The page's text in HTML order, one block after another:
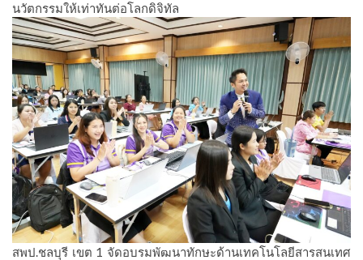
นวัตกรรมให้เท่าทันต่อโลกดิจิทัล
สพป.ชลบุรี เขต 1 จัดอบรมพัฒนาทักษะด้านเทคโนโลยีสารสนเทศ